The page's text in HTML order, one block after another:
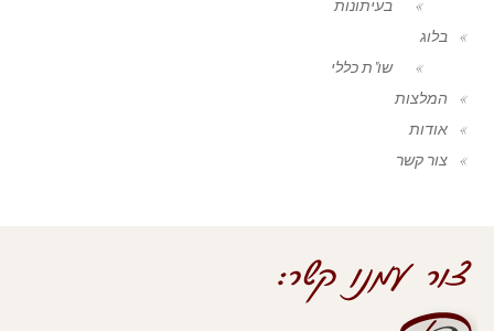
בעיתונות
בלוג
שו"ת כללי
המלצות
אודות
צור קשר